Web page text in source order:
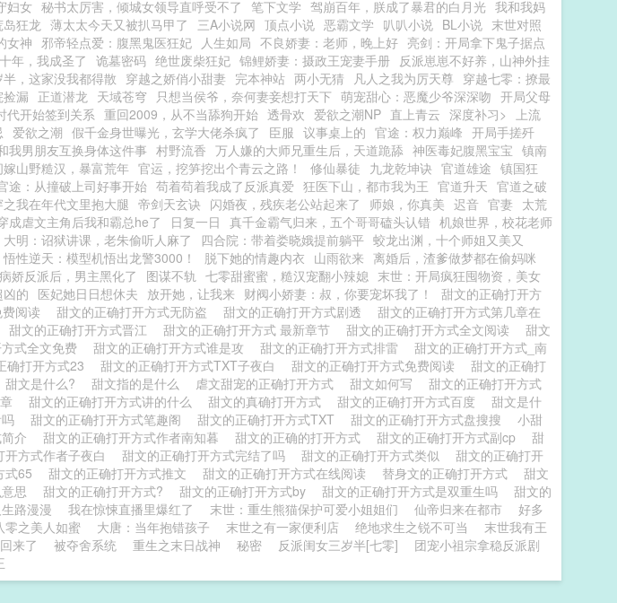
妇女 秘书太厉害，倾城女领导直呼受不了 笔下文学 驾崩百年，朕成了暴君的白月光 我和我妈
岛狂龙 薄太太今天又被扒马甲了 三A小说网 顶点小说 恶霸文学 叭叭小说 BL小说 末世对照
女神 邪帝轻点爱：腹黑鬼医狂妃 人生如局 不良娇妻：老师，晚上好 亮剑：开局拿下鬼子据点
年，我成圣了 诡墓密码 绝世废柴狂妃 锦鲤娇妻：摄政王宠妻手册 反派崽崽不好养，山神外挂
，这家没我都得散 穿越之娇俏小甜妻 完本神站 两小无猜 凡人之我为厉天尊 穿越七零：撩最
漏 正道潜龙 天域苍穹 只想当侯爷，奈何妻妾想打天下 萌宠甜心：恶魔少爷深深吻 开局父母
代开始签到关系 重回2009，从不当舔狗开始 透骨欢 爱欲之潮NP 直上青云 深度补习>
上流
爱欲之潮 假千金身世曝光，玄学大佬杀疯了 臣服 议事桌上的 官途：权力巅峰 开局手搓歼
我男朋友互换身体这件事 村野流香 万人嫌的大师兄重生后，天道跪舔 神医毒妃腹黑宝宝 镇南
山野糙汉，暴富荒年 官运，挖笋挖出个青云之路！ 修仙暴徒 九龙乾坤诀 官道雄途 镇国狂
途：从撞破上司好事开始 苟着苟着我成了反派真爱 狂医下山，都市我为王 官道升天 官道之破
之我在年代文里抱大腿 帝剑天玄诀 闪婚夜，残疾老公站起来了 师娘，你真美 迟音 官妻 太荒
成虐文主角后我和霸总he了 日复一日 真千金霸气归来，五个哥哥磕头认错 机娘世界，校花老师
大明：诏狱讲课，老朱偷听人麻了 四合院：带着娄晓娥提前躺平 蛟龙出渊，十个师姐又美又
悟性逆天：模型机悟出龙警3000！ 脱下她的情趣内衣 山雨欲来 离婚后，渣爹做梦都在偷妈咪
娇反派后，男主黑化了 图谋不轨 七零甜蜜蜜，糙汉宠翻小辣媳 末世：开局疯狂囤物资，美女
的 医妃她日日想休夫 放开她，让我来 财阀小娇妻：叔，你要宠坏我了！
甜文的正确打开方
阅读 甜文的正确打开方式无防盗 甜文的正确打开方式剧透
甜文的正确打开方式第几章在
甜文的正确打开方式晋江 甜文的正确打开方式 最新章节 甜文的正确打开方式全文阅读
甜文
式全文免费 甜文的正确打开方式谁是攻 甜文的正确打开方式排雷
甜文的正确打开方式_南
确打开方式23 甜文的正确打开方式TXT子夜白 甜文的正确打开方式免费阅读
甜文的正确打
甜文是什么? 甜文指的是什么 虐文甜宠的正确打开方式 甜文如何写
甜文的正确打开方式
甜文的正确打开方式讲的什么 甜文的真确打开方式 甜文的正确打开方式百度
甜文是什
甜文的正确打开方式笔趣阁 甜文的正确打开方式TXT 甜文的正确打开方式盘搜搜
小甜
介 甜文的正确打开方式作者南知暮 甜文的正确的打开方式 甜文的正确打开方式副cp
甜
开方式作者子夜白 甜文的正确打开方式完结了吗 甜文的正确打开方式类似
甜文的正确打开
式65 甜文的正确打开方式推文 甜文的正确打开方式在线阅读 替身文的正确打开方式
甜文
思 甜文的正确打开方式? 甜文的正确打开方式by 甜文的正确打开方式是双重生吗
甜文的
路漫漫 我在惊悚直播里爆红了 末世：重生熊猫保护可爱小姐姐们 仙帝归来在都市
好多
零之美人如蜜 大唐：当年抱错孩子 末世之有一家便利店 绝地求生之锐不可当
末世我有王
来了 被夺舍系统 重生之末日战神 秘密 反派闺女三岁半[七零]
团宠小祖宗拿稳反派剧